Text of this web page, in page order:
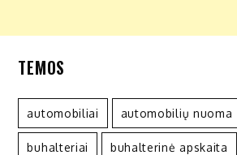
TEMOS
automobiliai automobilių nuoma
buhalteriai buhalterinė apskaita